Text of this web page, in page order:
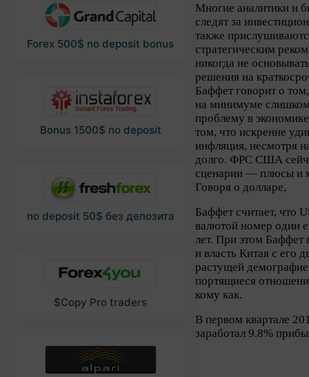
Forex 500$ no deposit bonus
Bonus 1500$ no deposit
no deposit 50$ без депозита
$Copy Pro traders
Многие аналитики и
следят за
также
стратегическим
никогда не
решения на
Баффет говорит о
на минимуме слишком
проблему в
том, что искренне
инфляция, несмотря
долго. ФРС США
сценарии — плюсы и
Говоря о долларе,
Баффет считает, что
валютой номер один
лет. При этом
и власть Китая с
растущей
портящиеся
кому как.
В первом квартале
заработал 9.8%